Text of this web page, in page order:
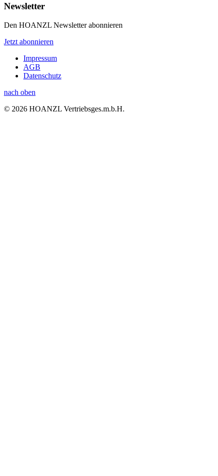
Newsletter
Den HOANZL Newsletter abonnieren
Jetzt abonnieren
Impressum
AGB
Datenschutz
nach oben
© 2026 HOANZL Vertriebsges.m.b.H.